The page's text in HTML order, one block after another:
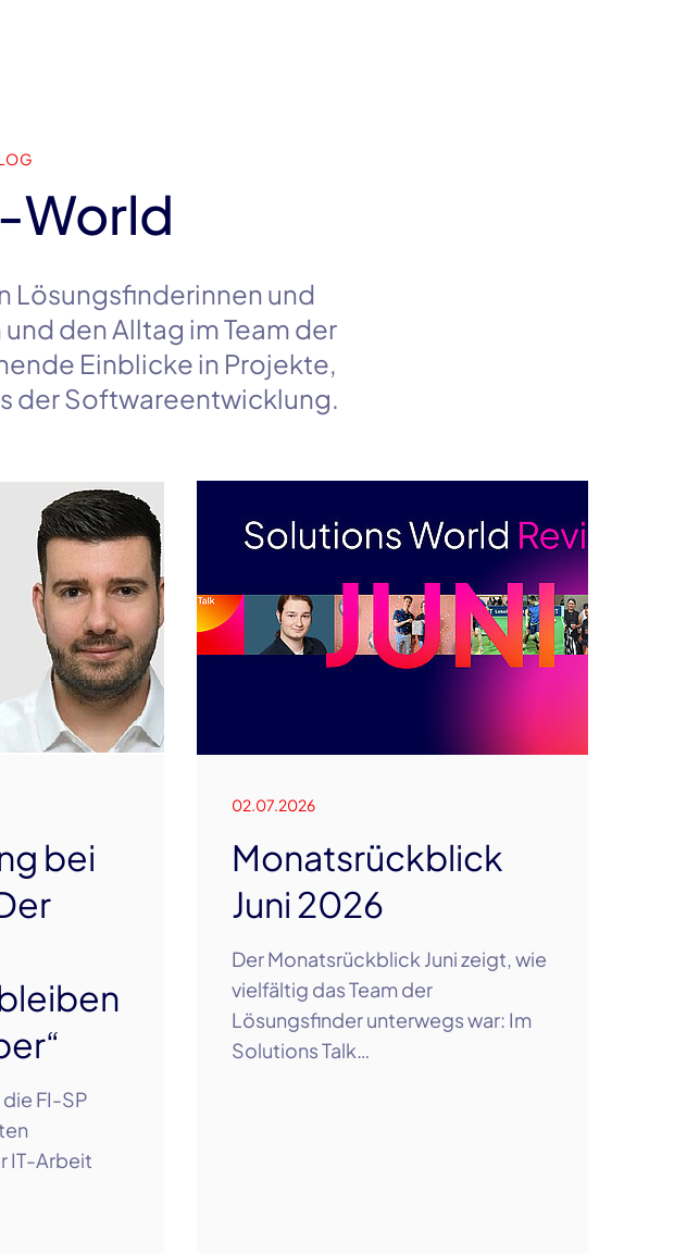
World
Lösungsfinderinnen und
den Alltag im Team der
Einblicke in Projekte,
der Softwareentwicklung.
bei
FI-SP
IT-Arbeit
02.07.2026
Monatsrückblick
Juni 2026
Der Monatsrückblick Juni zeigt, wie
vielfältig das Team der
Lösungsfinder unterwegs war: Im
Solutions Talk…